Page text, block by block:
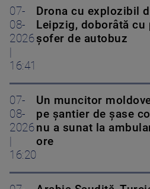
07-
08-
2026
16:41
Drona cu explozibil
Leipzig, doborâtă cu
șofer de autobuz
07-
08-
2026
16:20
Un muncitor
pe șantier de șase
nu a sunat la
ore